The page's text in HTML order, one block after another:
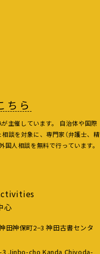
心
田神保町2−3 神田古書センタ
Jinbo-cho Kanda Chiyoda-
ちら
主催しています。 自治体や国際
談を対象に、専門家（弁護士、精
国人相談を無料で行っています。